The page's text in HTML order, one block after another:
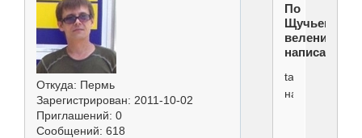
Откуда: Пермь
Зарегистрирован: 2011-10-02
Приглашений: 0
Сообщений: 618
По
Щучьему
велению
написал(а):
tanya
написал(а):